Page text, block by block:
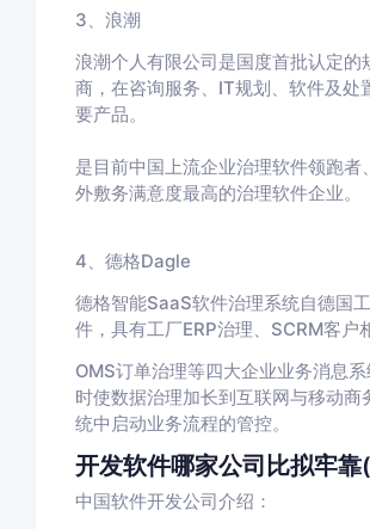
3、浪潮
浪潮个人有限公司是国度首批认定
商，在咨询服务、IT规划、软件及处
要产品。
是目前中国上流企业治理软件领跑
外敷务满意度最高的治理软件企业。
4、德格Dagle
德格智能SaaS软件治理系统自德国
件，具有工厂ERP治理、SCRM客户
OMS订单治理等四大企业业务消息
时使数据治理加长到互联网与移动
统中启动业务流程的管控。
开发软件哪家公司比拟牢
中国软件开发公司介绍：